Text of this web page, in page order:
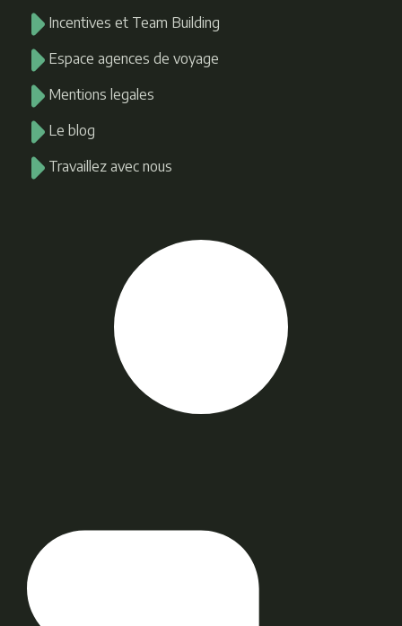
Incentives et Team Building
Espace agences de voyage
Mentions legales
Le blog
Travaillez avec nous